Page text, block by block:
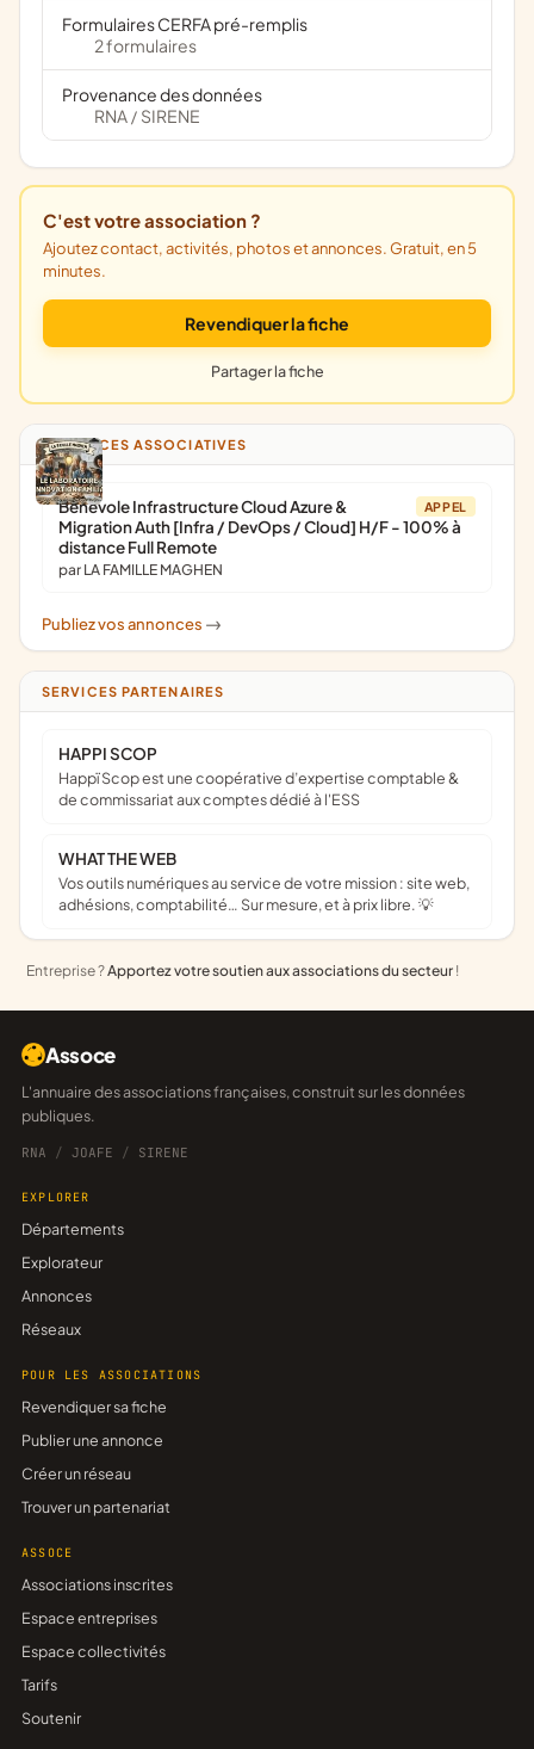
Formulaires CERFA pré-remplis
2 formulaires
Provenance des données
RNA / SIRENE
C'est votre association ?
Ajoutez contact, activités, photos et annonces. Gratuit, en 5
minutes.
Revendiquer la fiche
Partager la fiche
ANNONCES ASSOCIATIVES
APPEL
Bénévole Infrastructure Cloud Azure &
Migration Auth [Infra / DevOps / Cloud] H/F - 100% à
distance Full Remote
par LA FAMILLE MAGHEN
Publiez vos annonces ->
SERVICES PARTENAIRES
HAPPI SCOP
Happï Scop est une coopérative d’expertise comptable &
de commissariat aux comptes dédié à l'ESS
WHAT THE WEB
Vos outils numériques au service de votre mission : site web,
adhésions, comptabilité… Sur mesure, et à prix libre. 💡
Entreprise ?Apportez votre soutien aux associations du secteur !
Assoce
L'annuaire des associations françaises, construit sur les données
publiques.
RNA / JOAFE / SIRENE
EXPLORER
Départements
Explorateur
Annonces
Réseaux
POUR LES ASSOCIATIONS
Revendiquer sa fiche
Publier une annonce
Créer un réseau
Trouver un partenariat
ASSOCE
Associations inscrites
Espace entreprises
Espace collectivités
Tarifs
Soutenir